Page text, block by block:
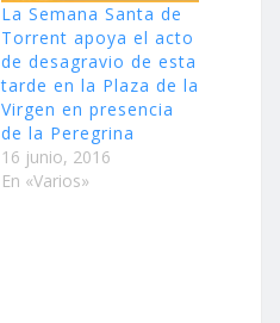
La Semana Santa de
Torrent apoya el acto
de desagravio de esta
tarde en la Plaza de la
Virgen en presencia
de la Peregrina
16 junio, 2016
En «Varios»